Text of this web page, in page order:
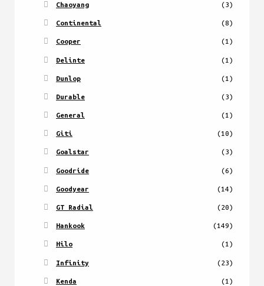
Chaoyang (3)
Continental (8)
Cooper (1)
Delinte (1)
Dunlop (1)
Durable (3)
General (1)
Giti (10)
Goalstar (3)
Goodride (6)
Goodyear (14)
GT Radial (20)
Hankook (149)
Hilo (1)
Infinity (23)
Kenda (1)